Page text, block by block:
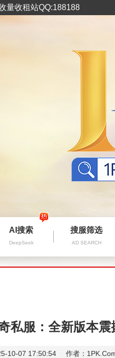
量收租站QQ:188188
AI搜索
DeepSeek
搜服筛选
AD SEARCH
私服：全新版本
10-07 17:50:54 作者：